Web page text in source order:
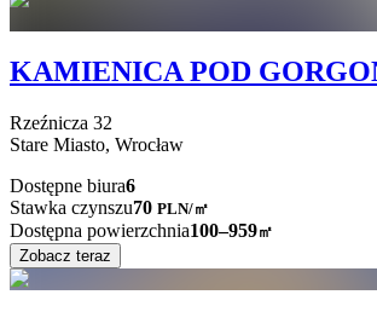
KAMIENICA POD
Rzeźnicza 32
Stare Miasto, Wrocław
Dostępne biura6
Stawka czynszu70 PLN/㎡
Dostępna powierzchnia100–959㎡
Zobacz teraz